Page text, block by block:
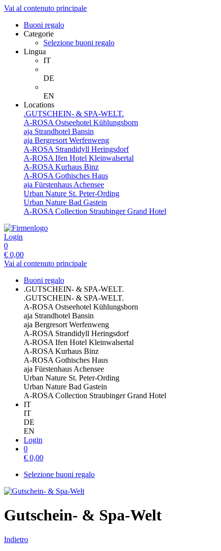
Vai al contenuto principale
Buoni regalo
Categorie
Selezione buoni regalo
Lingua
IT
DE
EN
Locations
.GUTSCHEIN- & SPA-WELT.
A-ROSA Ostseehotel Kühlungsborn
aja Strandhotel Bansin
aja Bergresort Werfenweng
A-ROSA Strandidyll Heringsdorf
A-ROSA Ifen Hotel Kleinwalsertal
A-ROSA Kurhaus Binz
A-ROSA Gothisches Haus
aja Fürstenhaus Achensee
Urban Nature St. Peter-Ording
Urban Nature Bad Gastein
A-ROSA Collection Straubinger Grand Hotel
Login
0
€ 0,00
Vai al contenuto principale
Buoni regalo
.GUTSCHEIN- & SPA-WELT.
.GUTSCHEIN- & SPA-WELT.
A-ROSA Ostseehotel Kühlungsborn
aja Strandhotel Bansin
aja Bergresort Werfenweng
A-ROSA Strandidyll Heringsdorf
A-ROSA Ifen Hotel Kleinwalsertal
A-ROSA Kurhaus Binz
A-ROSA Gothisches Haus
aja Fürstenhaus Achensee
Urban Nature St. Peter-Ording
Urban Nature Bad Gastein
A-ROSA Collection Straubinger Grand Hotel
IT
IT
DE
EN
Login
0
€ 0,00
Selezione buoni regalo
Gutschein- & Spa-Welt
Indietro